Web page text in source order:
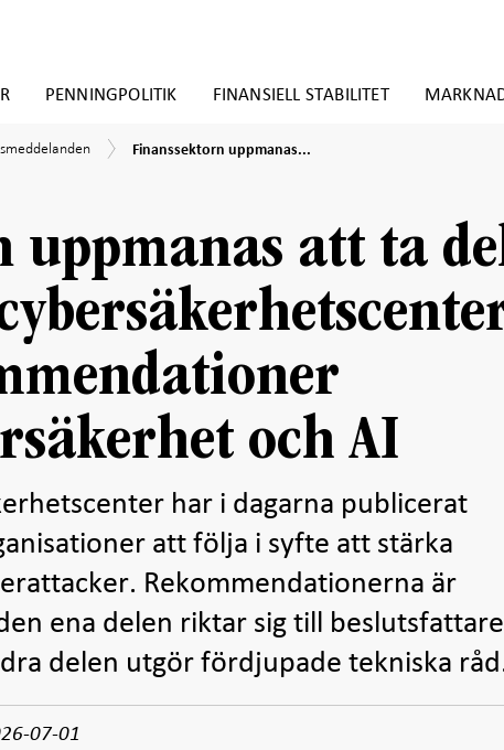
PENNINGPOLITIK FINANSIELL STABILITET
Finanssektorn
av
Nationellt
råd
och
gällande
cybersäkerhet
och
Finanssektorn uppmanas...
uppmanas att ta
och AI
har i dagarna publicerat
att följa i syfte att stärka
Rekommendationerna är
ena delen riktar sig till beslutsfattare
delen utgör fördjupade tekniska
07-01